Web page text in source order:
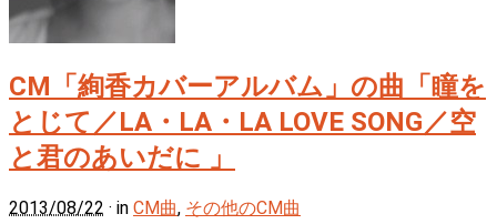
CM「絢香カバーアルバム」の曲「瞳を
とじて／LA・LA・LA LOVE SONG／空
と君のあいだに 」
2013/08/22 · in CM曲, その他のCM曲